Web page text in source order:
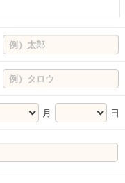
月 日